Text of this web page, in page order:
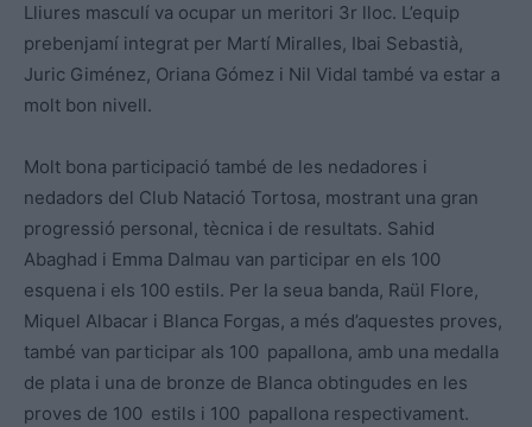
Lliures masculí va ocupar un meritori 3r lloc. L’equip
prebenjamí integrat per Martí Miralles, Ibai Sebastià,
Juric Giménez, Oriana Gómez i Nil Vidal també va estar a
molt bon nivell.
Molt bona participació també de les nedadores i
nedadors del Club Natació Tortosa, mostrant una gran
progressió personal, tècnica i de resultats. Sahid
Abaghad i Emma Dalmau van participar en els 100
esquena i els 100 estils. Per la seua banda, Raül Flore,
Miquel Albacar i Blanca Forgas, a més d’aquestes proves,
també van participar als 100 papallona, amb una medalla
de plata i una de bronze de Blanca obtingudes en les
proves de 100 estils i 100 papallona respectivament.